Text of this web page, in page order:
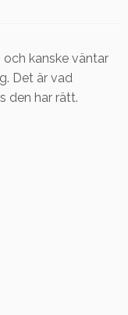
kanske väntar
Det är vad
den har rätt.